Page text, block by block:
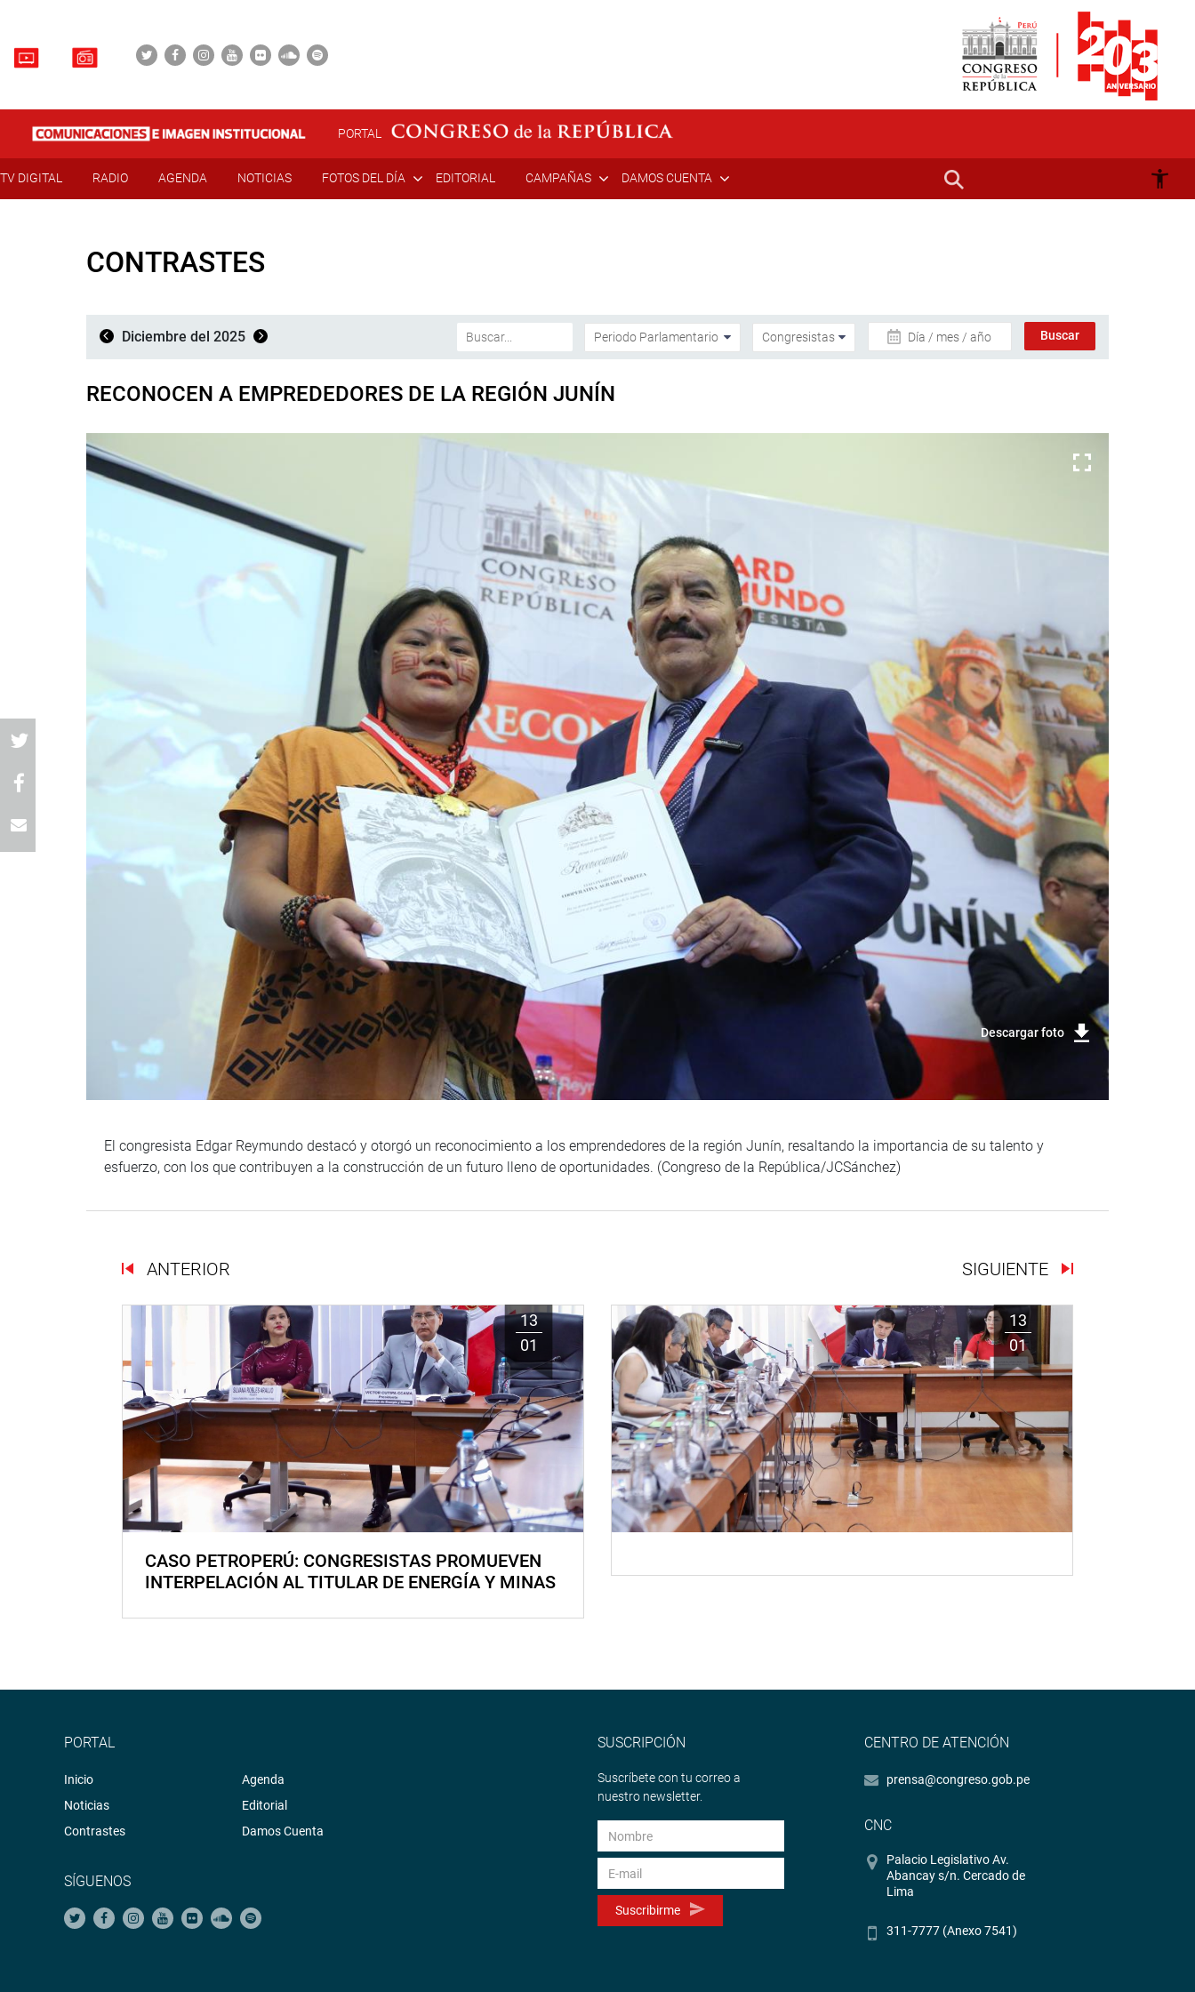
PORTAL
TV DIGITAL RADIO AGENDA NOTICIAS FOTOS DEL DÍA EDITORIAL CAMPAÑAS DAMOS CUENTA
CONTRASTES
Diciembre del 2025 Día / mes / año
RECONOCEN A EMPREDEDORES DE LA REGIÓN JUNÍN
Descargar foto
El congresista Edgar Reymundo destacó y otorgó un reconocimiento a los emprendedores de la región Junín, resaltando la importancia de su talento y
esfuerzo, con los que contribuyen a la construcción de un futuro lleno de oportunidades. (Congreso de la República/JCSánchez)
ANTERIOR SIGUIENTE
13
01
CASO PETROPERÚ: CONGRESISTAS PROMUEVEN
INTERPELACIÓN AL TITULAR DE ENERGÍA Y MINAS
13
01
PORTAL
Inicio
Noticias
Contrastes
Agenda
Editorial
Damos Cuenta
SÍGUENOS
SUSCRIPCIÓN
Suscríbete con tu correo a
nuestro newsletter.
Suscribirme
CENTRO DE ATENCIÓN
prensa@congreso.gob.pe
CNC
Palacio Legislativo Av.
Abancay s/n. Cercado de
Lima
311-7777 (Anexo 7541)